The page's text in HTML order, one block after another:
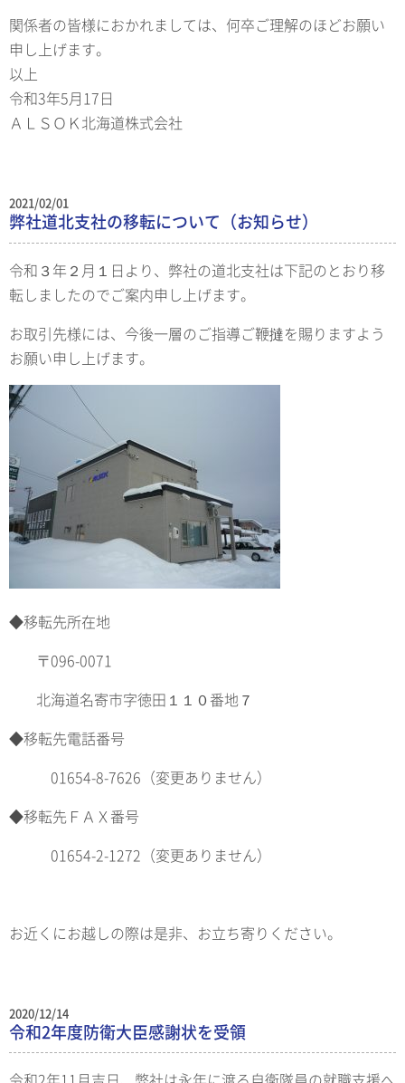
関係者の皆様におかれましては、何卒ご理解のほどお願い
申し上げます。
以上
令和3年5月17日
ＡＬＳＯＫ北海道株式会社
2021/02/01
弊社道北支社の移転について（お知らせ）
令和３年２月１日より、弊社の道北支社は下記のとおり移
転しましたのでご案内申し上げます。
お取引先様には、今後一層のご指導ご鞭撻を賜りますよう
お願い申し上げます。
◆移転先所在地
〒096-0071
北海道名寄市字徳田１１０番地７
◆移転先電話番号
01654-8-7626（変更ありません）
◆移転先ＦＡＸ番号
01654-2-1272（変更ありません）
お近くにお越しの際は是非、お立ち寄りください。
2020/12/14
令和2年度防衛大臣感謝状を受領